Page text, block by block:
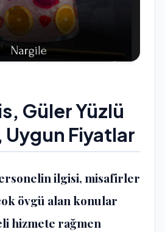
Güler Yüzlü
Uygun Fiyatlar
ilgisi, misafirler
övgü alan konular
hizmete rağmen